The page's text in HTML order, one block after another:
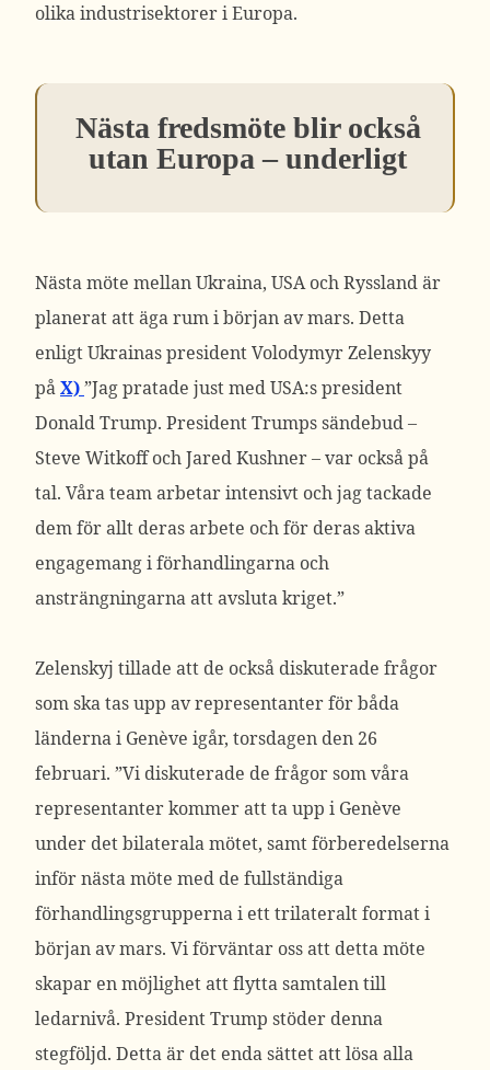
olika industrisektorer i Europa.
Nästa fredsmöte blir också
utan Europa – underligt
Nästa möte mellan Ukraina, USA och Ryssland är
planerat att äga rum i början av mars. Detta
enligtUkrainas president Volodymyr Zelenskyy
påX)”Jag pratade just medUSA:s president
Donald Trump. President Trumps sändebud –
Steve Witkoff och Jared Kushner – var också på
tal. Våra team arbetar intensivt och jag tackade
dem för allt deras arbete och för deras aktiva
engagemang i förhandlingarna och
ansträngningarna att avsluta kriget.”
Zelenskyj tillade att de också diskuterade frågor
som ska tas upp av representanter för båda
länderna i Genève igår, torsdagen den 26
februari. ”Vi diskuterade de frågor som våra
representanter kommer att ta upp i Genève
under det bilaterala mötet, samt förberedelserna
inför nästa möte med de fullständiga
förhandlingsgrupperna i ett trilateralt format i
början av mars. Vi förväntar oss att detta möte
skapar en möjlighet att flytta samtalen till
ledarnivå. President Trump stöder denna
stegföljd. Detta är det enda sättet att lösa alla